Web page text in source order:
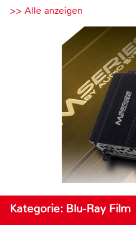
>> Alle anzeigen
Kategorie: Blu-Ray Film